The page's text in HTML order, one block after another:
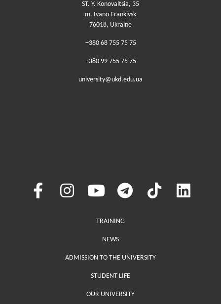
ST. Y. Konovaltsia, 35
m. Ivano-Frankivsk
76018, Ukraine
+380 68 755 75 75
+380 99 755 75 75
university@ukd.edu.ua
Меню у хедері
TRAINING
NEWS
ADMISSION TO THE UNIVERSITY
STUDENT LIFE
OUR UNIVERSITY